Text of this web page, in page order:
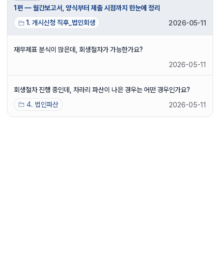
1편 — 월간보고서, 양식부터 제출 시점까지 한눈에 정리
1. 개시신청 직후_법인회생
2026-05-11
재무제표 분식이 많은데, 회생절차가 가능한가요?
2026-05-11
회생절차 진행 중인데, 차라리 파산이 나은 경우는 어떤 경우인가요?
4. 법인파산
2026-05-11